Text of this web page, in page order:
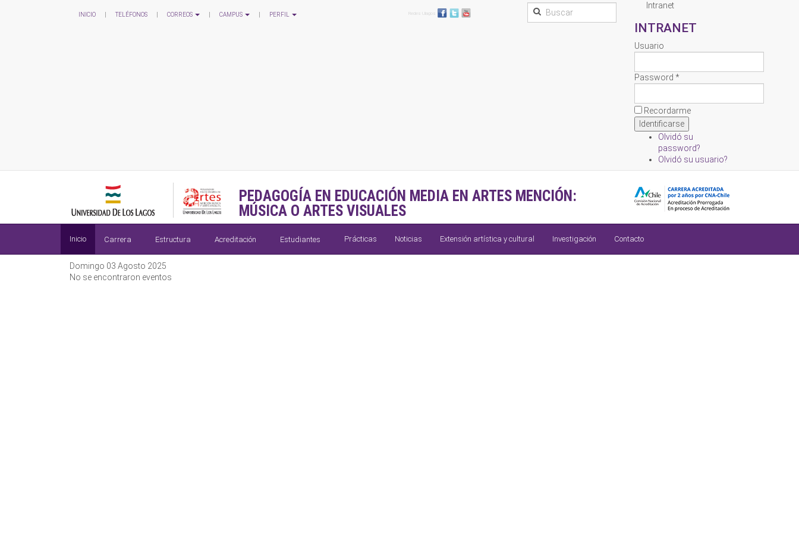
INICIO TELÉFONOS CORREOS CAMPUS PERFIL Redes Ulagos
Intranet
INTRANET
Usuario
Password *
Recordarme
Olvidó su
password?
Olvidó su usuario?
PEDAGOGÍA EN EDUCACIÓN MEDIA EN ARTES MENCIÓN:
MÚSICA O ARTES VISUALES
Inicio Carrera Estructura Acreditación Estudiantes Prácticas Noticias Extensión artística y cultural Investigación Contacto
Domingo 03 Agosto 2025
No se encontraron eventos